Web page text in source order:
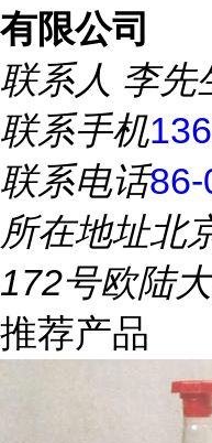
有限公司
联系人 李先
联系手机
联系电话86-
所在地址北
172号欧陆
推荐产品